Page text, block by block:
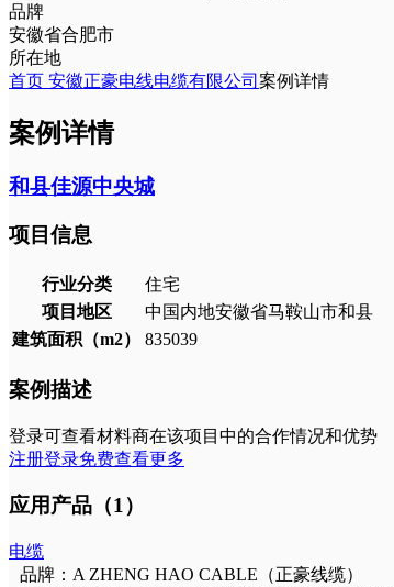
品牌
安徽省合肥市
所在地
首页 安徽正豪电线电缆有限公司 案例详情
案例详情
和县佳源中央城
项目信息
行业分类
住宅
项目地区
中国内地安徽省马鞍山市和县
建筑面积（m2）
835039
案例描述
登录可查看材料商在该项目中的合作情况和优势
注册登录免费查看更多
应用产品（1）
电缆
品牌：A ZHENG HAO CABLE（正豪线缆）